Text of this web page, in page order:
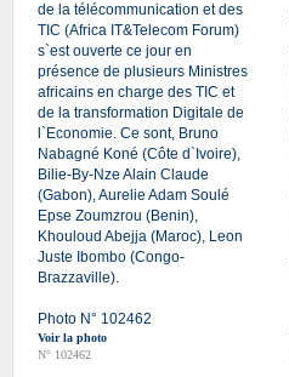
de la télécommunication et des
TIC (Africa IT&Telecom Forum)
s`est ouverte ce jour en
présence de plusieurs Ministres
africains en charge des TIC et
de la transformation Digitale de
l`Economie. Ce sont, Bruno
Nabagné Koné (Côte d`Ivoire),
Bilie-By-Nze Alain Claude
(Gabon), Aurelie Adam Soulé
Epse Zoumzrou (Benin),
Khouloud Abejja (Maroc), Leon
Juste Ibombo (Congo-
Brazzaville).
Photo N° 102462
Voir la photo
N° 102462